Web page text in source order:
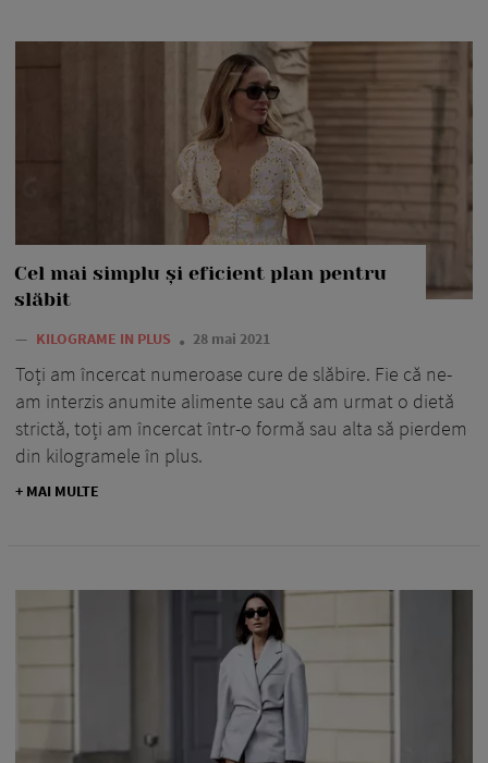
Cel mai simplu și eficient plan pentru
slăbit
— KILOGRAME IN PLUS 28 mai 2021
Toți am încercat numeroase cure de slăbire. Fie că ne-
am interzis anumite alimente sau că am urmat o dietă
strictă, toți am încercat într-o formă sau alta să pierdem
din kilogramele în plus.
+ MAI MULTE